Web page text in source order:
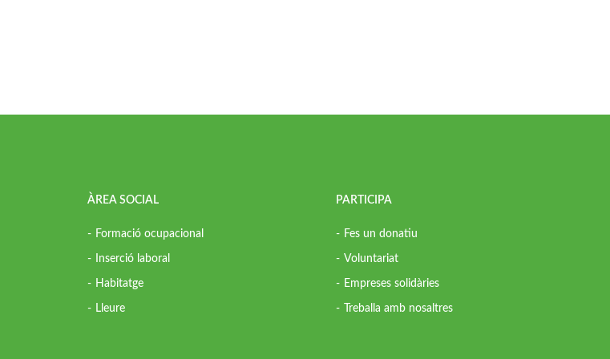
ÀREA SOCIAL
Formació ocupacional
Inserció laboral
Habitatge
Lleure
PARTICIPA
Fes un donatiu
Voluntariat
Empreses solidàries
Treballa amb nosaltres